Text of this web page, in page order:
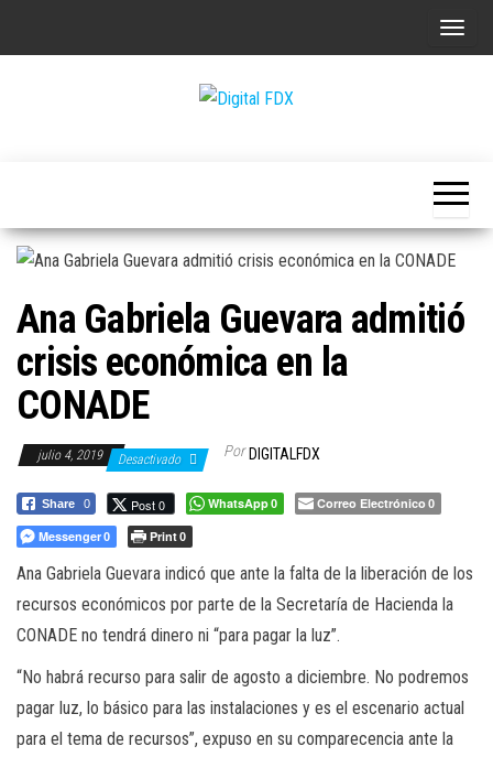
A
n
a
r
a
Ana Gabriela Guevara admitió
crisis económica en la
CONADE
julio 4, 2019 Desactivado Por DIGITALFDX
Share 0 Post 0 WhatsApp0 Correo Electrónico 0
Messenger0 Print0
Ana Gabriela Guevara indicó que ante la falta de la liberación de los
recursos económicos por parte de la Secretaría de Hacienda la
CONADE no tendrá dinero ni “para pagar la luz”.
“No habrá recurso para salir de agosto a diciembre. No podremos
pagar luz, lo básico para las instalaciones y es el escenario actual
para el tema de recursos”, expuso en su comparecencia ante la